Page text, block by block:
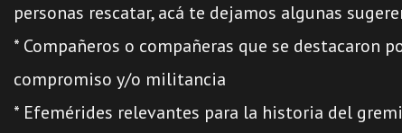
personas rescatar, acá te dejamos algunas
* Compañeros o compañeras que se destacaron
compromiso y/o militancia
* Efemérides relevantes para la historia del